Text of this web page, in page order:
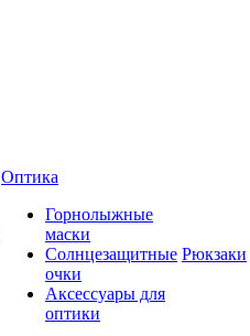
Оптика
Горнолыжные
маски
Солнцезащитные
очки
Аксессуары для
оптики
Рюкзаки